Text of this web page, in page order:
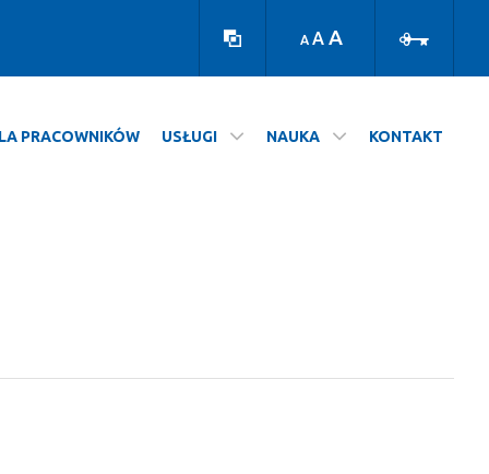
A A A
PRACOWNIKÓW USŁUGI NAUKA KONTAKT